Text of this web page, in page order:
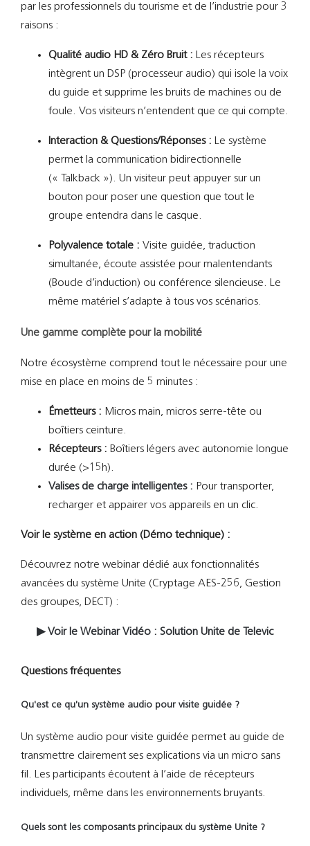
par les professionnels du tourisme et de l’industrie pour 3
raisons :
Qualité audio HD & Zéro Bruit : Les récepteurs
intègrent un DSP (processeur audio) qui isole la voix
du guide et supprime les bruits de machines ou de
foule. Vos visiteurs n’entendent que ce qui compte.
Interaction & Questions/Réponses : Le système
permet la communication bidirectionnelle
(« Talkback »). Un visiteur peut appuyer sur un
bouton pour poser une question que tout le
groupe entendra dans le casque.
Polyvalence totale : Visite guidée, traduction
simultanée, écoute assistée pour malentendants
(Boucle d’induction) ou conférence silencieuse. Le
même matériel s’adapte à tous vos scénarios.
Une gamme complète pour la mobilité
Notre écosystème comprend tout le nécessaire pour une
mise en place en moins de 5 minutes :
Émetteurs : Micros main, micros serre-tête ou
boîtiers ceinture.
Récepteurs : Boîtiers légers avec autonomie longue
durée (>15h).
Valises de charge intelligentes : Pour transporter,
recharger et appairer vos appareils en un clic.
Voir le système en action (Démo technique) :
Découvrez notre webinar dédié aux fonctionnalités
avancées du système Unite (Cryptage AES-256, Gestion
des groupes, DECT) :
▶ Voir le Webinar Vidéo : Solution Unite de Televic
Questions fréquentes
Qu'est ce qu'un système audio pour visite guidée ?
Un système audio pour visite guidée permet au guide de
transmettre clairement ses explications via un micro sans
fil. Les participants écoutent à l’aide de récepteurs
individuels, même dans les environnements bruyants.
Quels sont les composants principaux du système Unite ?